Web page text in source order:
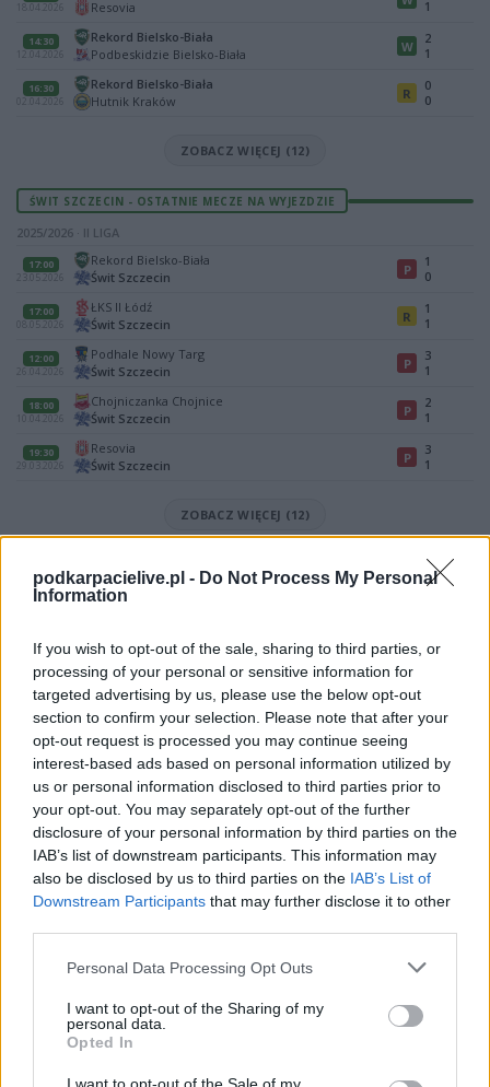
podkarpacielive.pl - Do Not Process My Personal
Information
If you wish to opt-out of the sale, sharing to third parties, or
processing of your personal or sensitive information for
targeted advertising by us, please use the below opt-out
section to confirm your selection. Please note that after your
opt-out request is processed you may continue seeing
interest-based ads based on personal information utilized by
us or personal information disclosed to third parties prior to
your opt-out. You may separately opt-out of the further
disclosure of your personal information by third parties on the
IAB’s list of downstream participants. This information may
also be disclosed by us to third parties on the IAB’s List of
Downstream Participants that may further disclose it to other
Please note that this website/app uses one or more Google
not limited to your visit or usage behaviour. You may click to
grant or deny consent to Google and its third-party tags to
use your data for below specified purposes in below Google
consent section.
Personal Data Processing Opt Outs
I want to opt-out of the Sharing of my
personal data.
Opted In
18.04.2026
Resovia
1
14:30
12.04.2026
Rekord Bielsko-Biała
Podbeskidzie Bielsko-Biała
W
2
1
16:30
02.04.2026
Rekord Bielsko-Biała
Hutnik Kraków
R
0
0
ZOBACZ WIĘCEJ (12)
ŚWIT SZCZECIN - OSTATNIE MECZE NA WYJEZDZIE
2025/2026 · II LIGA
17:00
23.05.2026
Rekord Bielsko-Biała
Świt Szczecin
P
1
0
17:00
08.05.2026
ŁKS II Łódź
Świt Szczecin
R
1
1
12:00
26.04.2026
Podhale Nowy Targ
Świt Szczecin
P
3
1
18:00
10.04.2026
Chojniczanka Chojnice
Świt Szczecin
P
2
1
19:30
29.03.2026
Resovia
Świt Szczecin
P
3
1
ZOBACZ WIĘCEJ (12)
Spotkanie pomiędzyRekord Bielsko-Biała i Świt Szczecinrozegrane
Na stronie PodkarpacieLive.pl znajdziesz
wynik meczu, strzelców
bramek, kartki, składy, statystyki i informacje o przebiegu
spotkania. To kompletne źródło danych dla kibiców i pasjonatów
lokalnej piłki nożnej. Jeżeli aktualnie nie widzisz tutaj danych z pewnością
pracujemy nad tym żeby je uzupełnić.
Wynik meczu Rekord Bielsko-Biała vs Świt Szczecin
Po zakończeniu spotkania automatycznie publikujemyoficjalny wynik
spotkania, a także dane meczowe, jeśli są dostępne.
Pełny harmonogram rozgrywek dostępny jest tutaj:II liga - terminarz
Informacje o składach i strzelcach
W miarę dostępności danych, publikujemyskłady wyjściowe,
aktualizujemy zależnie od poziomu ligi i dostępnych źródeł.
Śledź mecze swojej drużyny
Jeśli jesteś kibicem klubu Rekord Bielsko-Biała lub Świt Szczecin - zaglądaj
tutaj częściej. Nasz serwis regularnie dostarcza informacje o terminach
meczów, wynikach, transferach i newsach klubowych